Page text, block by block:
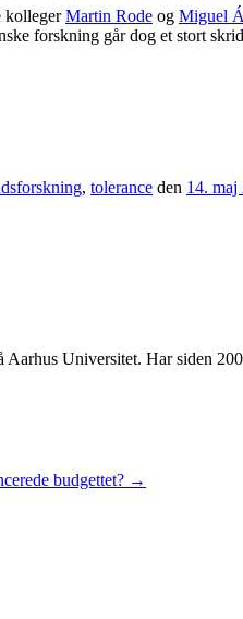
kollegerMartin Rode og Miguel
forskning går dog et stort
, tolerance den 14. maj
Universitet. Har siden
budgettet? →